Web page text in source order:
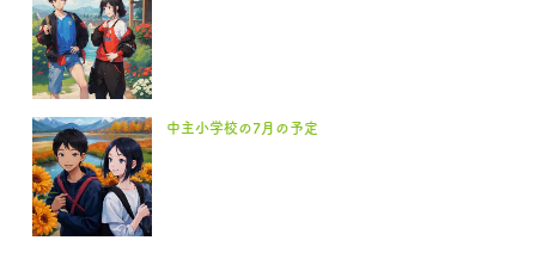
中主小学校の7月の予定